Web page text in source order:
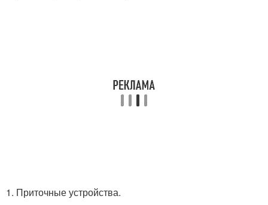
1. Приточные устройства.